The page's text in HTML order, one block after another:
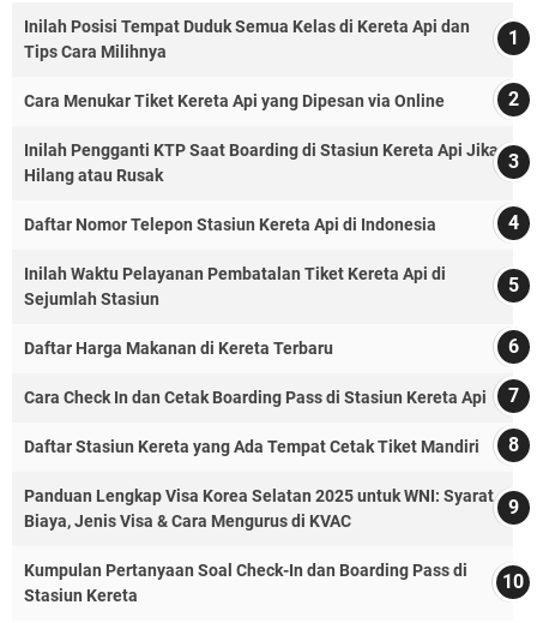
Inilah Posisi Tempat Duduk Semua Kelas di Kereta Api dan
Tips Cara Milihnya
Cara Menukar Tiket Kereta Api yang Dipesan via Online
Inilah Pengganti KTP Saat Boarding di Stasiun Kereta Api Jika
Hilang atau Rusak
Daftar Nomor Telepon Stasiun Kereta Api di Indonesia
Inilah Waktu Pelayanan Pembatalan Tiket Kereta Api di
Sejumlah Stasiun
Daftar Harga Makanan di Kereta Terbaru
Cara Check In dan Cetak Boarding Pass di Stasiun Kereta Api
Daftar Stasiun Kereta yang Ada Tempat Cetak Tiket Mandiri
Panduan Lengkap Visa Korea Selatan 2025 untuk WNI: Syarat,
Biaya, Jenis Visa & Cara Mengurus di KVAC
Kumpulan Pertanyaan Soal Check-In dan Boarding Pass di
Stasiun Kereta